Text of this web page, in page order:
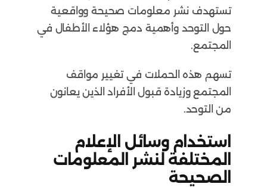
تستهدف نشر معلومات صحيحة وواقعية
حول التوحد وأهمية دمج هؤلاء الأطفال في
المجتمع.
تسهم هذه الحملات في تغيير مواقف
المجتمع وزيادة قبول الأفراد الذين يعانون
من التوحد.
استخدام وسائل الإعلام
المختلفة لنشر المعلومات
الصحيحة